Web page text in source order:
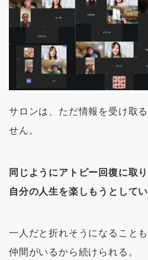
サロンは、ただ情報を受け取
せん。
同じようにアトピー回復に取り
自分の人生を楽しもうとして
一人だと折れそうになることも
仲間がいるから続けられる。